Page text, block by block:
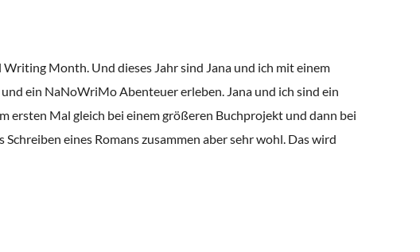
Month. Und dieses Jahr sind Jana und ich mit einem
ein NaNoWriMo Abenteuer erleben. Jana und ich sind ein
ersten Mal gleich bei einem größeren Buchprojekt und dann bei
eines Romans zusammen aber sehr wohl. Das wird